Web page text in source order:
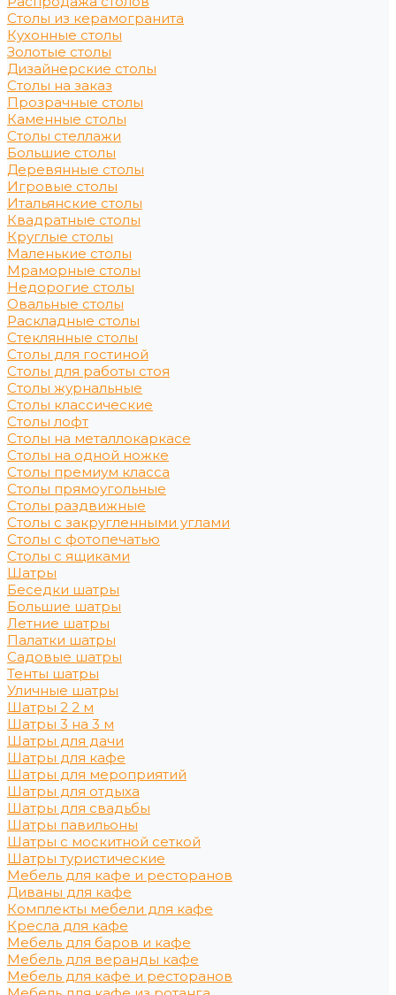
Столы из керамогранита
Кухонные столы
Золотые столы
Дизайнерские столы
Столы на заказ
Прозрачные столы
Каменные столы
Столы стеллажи
Большие столы
Деревянные столы
Игровые столы
Итальянские столы
Квадратные столы
Круглые столы
Маленькие столы
Мраморные столы
Недорогие столы
Овальные столы
Раскладные столы
Стеклянные столы
Столы для гостиной
Столы для работы стоя
Столы журнальные
Столы классические
Столы лофт
Столы на металлокаркасе
Столы на одной ножке
Столы премиум класса
Столы прямоугольные
Столы раздвижные
Столы с закругленными углами
Столы с фотопечатью
Столы с ящиками
Шатры
Беседки шатры
Большие шатры
Летние шатры
Палатки шатры
Садовые шатры
Тенты шатры
Уличные шатры
Шатры 2 2 м
Шатры 3 на 3 м
Шатры для дачи
Шатры для кафе
Шатры для мероприятий
Шатры для отдыха
Шатры для свадьбы
Шатры павильоны
Шатры с москитной сеткой
Шатры туристические
Мебель для кафе и ресторанов
Диваны для кафе
Комплекты мебели для кафе
Кресла для кафе
Мебель для баров и кафе
Мебель для веранды кафе
Мебель для кафе и ресторанов